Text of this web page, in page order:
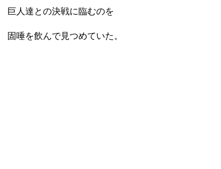
巨人達との決戦に臨むのを
固唾を飲んで見つめていた。